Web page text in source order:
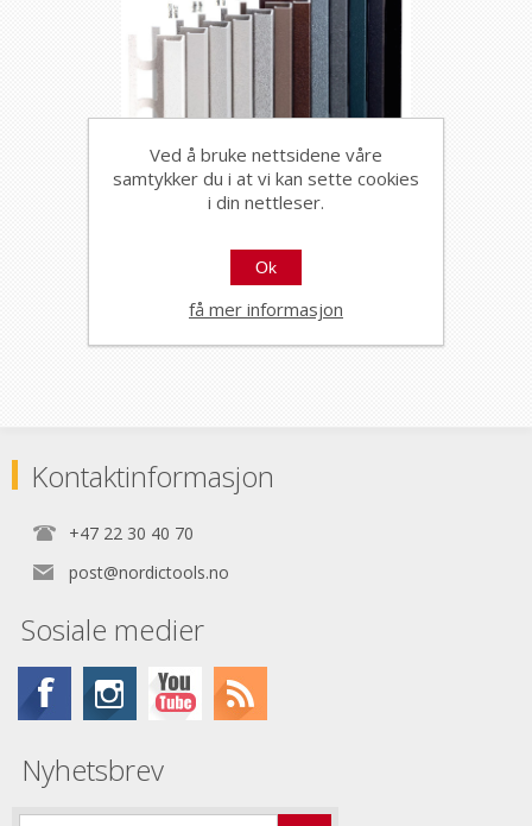
HJØRNELIST FIRKANT
ZQVN/11 STONE
ALUMINIUM ANTRACITE
GREY 11MMX270CM,
PROFILPAS
89106
Kontaktinformasjon
+47 22 30 40 70
post@nordictools.no
Sosiale medier
Nyhetsbrev
Ved å bruke nettsidene våre
samtykker du i at vi kan sette cookies
i din nettleser.
Ok
få mer informasjon